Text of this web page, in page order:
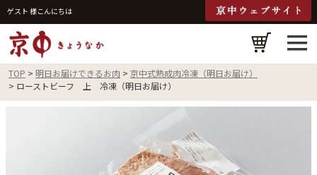
ゲスト 様こんにちは
TOP 明日お届けできるお肉
京中式熟成肉冷凍（明日お届け）
ローストビーフ 上 冷凍（明日お届け）